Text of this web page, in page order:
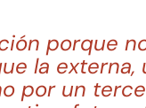
porque
la externa,
por un